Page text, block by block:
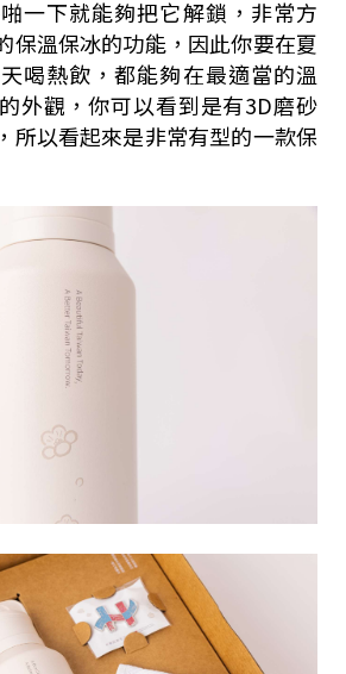
一下就能夠把它解鎖，非常方
保溫保冰的功能，因此你要在夏
喝熱飲，都能夠在最適當的溫
外觀，你可以看到是有3D磨砂
所以看起來是非常有型的一款保